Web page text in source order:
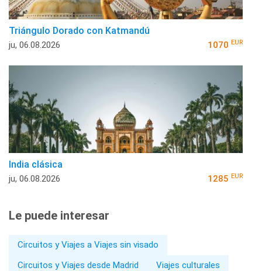
Triángulo Dorado con Katmandú
ju, 06.08.2026 1070 EUR
India clásica
ju, 06.08.2026 1285 EUR
Le puede interesar
Circuitos y Viajes a Viajes sin visado
Circuitos y Viajes desde Madrid
Viajes culturales